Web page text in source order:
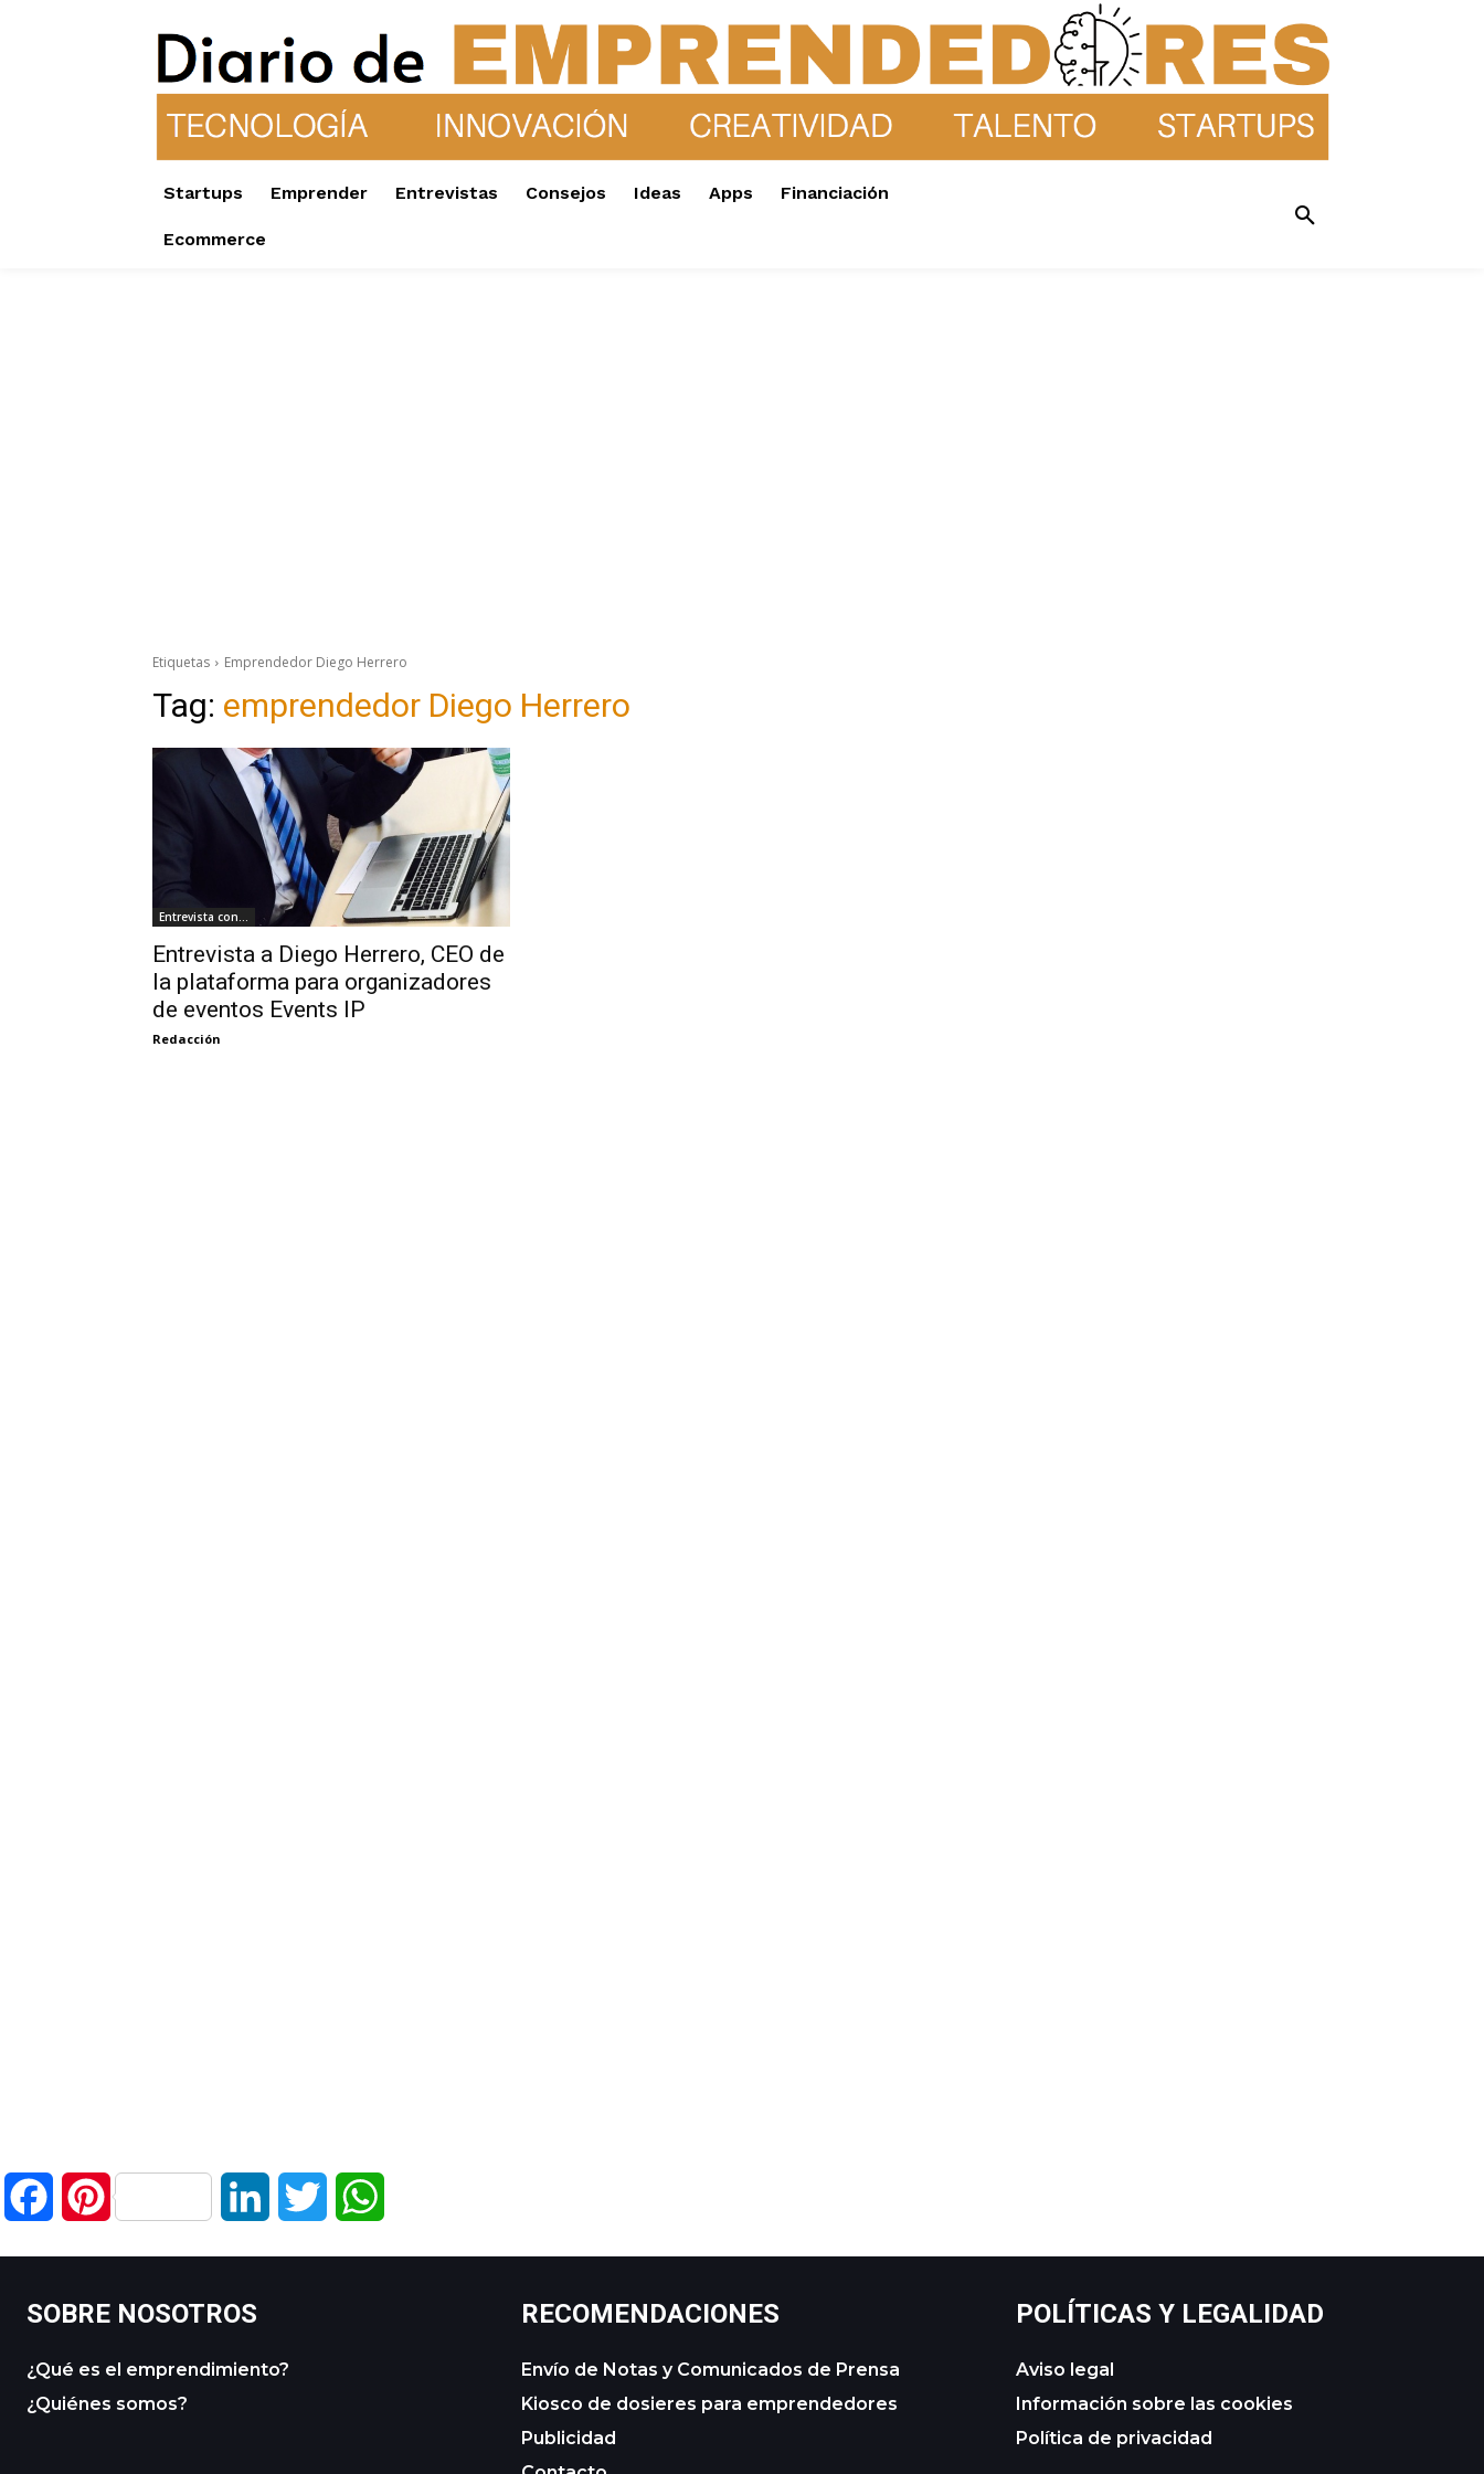
Startups Emprender Entrevistas Consejos Ideas Apps Financiación
Ecommerce
Etiquetas Emprendedor Diego Herrero
Tag: emprendedor Diego Herrero
Entrevista con...
Entrevista a Diego Herrero, CEO de
la plataforma para organizadores
de eventos Events IP
Redacción
FacebookPinterest LinkedIn Twitter
SOBRE NOSOTROS
¿Qué es el emprendimiento?
¿Quiénes somos?
RECOMENDACIONES
Envío de Notas y Comunicados de Prensa
Kiosco de dosieres para emprendedores
Publicidad
POLÍTICAS Y LEGALIDAD
Aviso legal
Información sobre las cookies
Política de privacidad